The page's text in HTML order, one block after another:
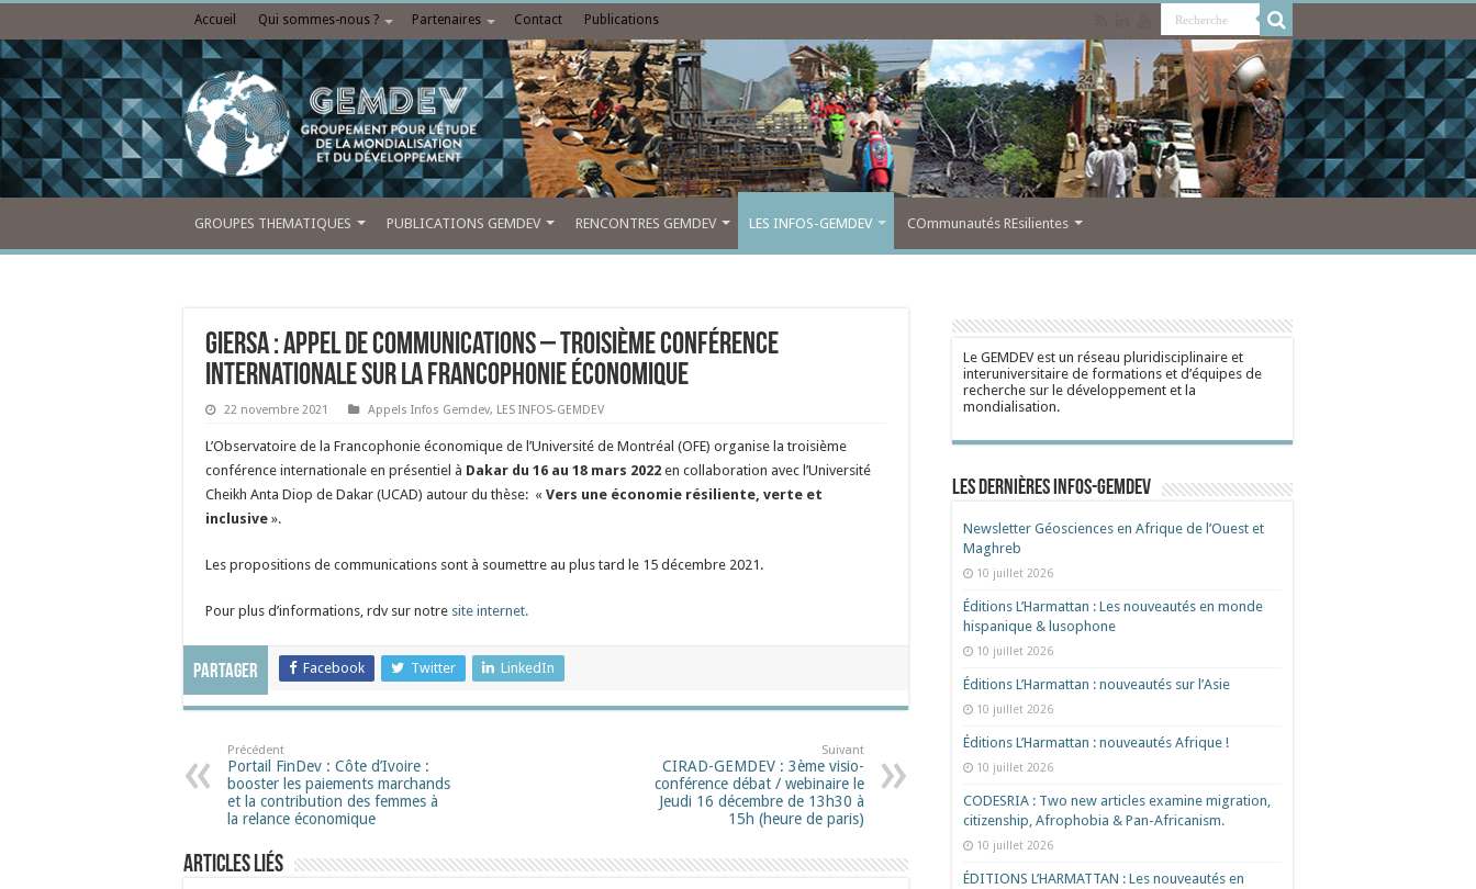
Accueil Qui sommes-nous ? Partenaires Contact Publications
GROUPES THEMATIQUES PUBLICATIONS GEMDEV RENCONTRES GEMDEV LES INFOS-GEMDEV COmmunautés REsilientes
GIERSA : Appel de communications – Troisième conférence
internationale sur la Francophonie économique
22 novembre 2021 Appels Infos Gemdev, LES INFOS-GEMDEV
L’Observatoire de la Francophonie économique de l’Université de Montréal (OFE) organise la troisième
conférence internationale en présentiel à Dakar du 16 au 18 mars 2022 en collaboration avec l’Université
Cheikh Anta Diop de Dakar (UCAD) autour du thèse: « Vers une économie résiliente, verte et
inclusive ».
Les propositions de communications sont à soumettre au plus tard le 15 décembre 2021.
Pour plus d’informations, rdv sur notre site internet.
Partager Facebook Twitter LinkedIn
Précédent
Portail FinDev : Côte d’Ivoire :
booster les paiements marchands
et la contribution des femmes à
la relance économique
Suivant
CIRAD-GEMDEV : 3ème visio-
conférence débat / webinaire le
Jeudi 16 décembre de 13h30 à
15h (heure de paris)
Articles liés
Le GEMDEV est un réseau pluridisciplinaire et
interuniversitaire de formations et d’équipes de
recherche sur le développement et la
mondialisation.
Les dernières Infos-Gemdev
Newsletter Géosciences en Afrique de l’Ouest et
Maghreb
10 juillet 2026
Éditions L’Harmattan : Les nouveautés en monde
hispanique & lusophone
10 juillet 2026
Éditions L’Harmattan : nouveautés sur l’Asie
10 juillet 2026
Éditions L’Harmattan : nouveautés Afrique !​
10 juillet 2026
CODESRIA : Two new articles examine migration,
citizenship, Afrophobia & Pan-Africanism.
10 juillet 2026
ÉDITIONS L’HARMATTAN : Les nouveautés en